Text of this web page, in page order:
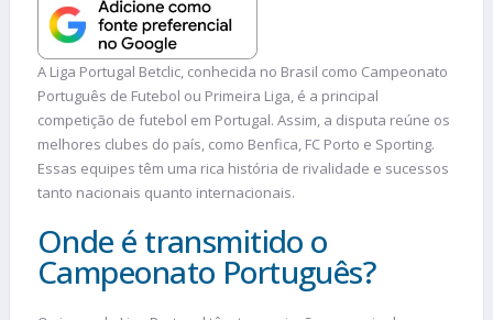
A Liga Portugal Betclic, conhecida no Brasil como Campeonato
Português de Futebol ou Primeira Liga, é a principal
competição de futebol em Portugal. Assim, a disputa reúne os
melhores clubes do país, como Benfica, FC Porto e Sporting.
Essas equipes têm uma rica história de rivalidade e sucessos
tanto nacionais quanto internacionais.
Onde é transmitido o
Campeonato Português?